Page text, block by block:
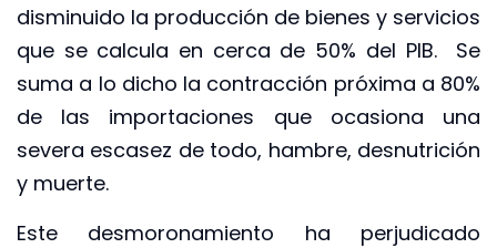
disminuido la producción de bienes y servicios
que se calcula en cerca de 50% del PIB. Se
suma a lo dicho la contracción próxima a 80%
de las importaciones que ocasiona una
severa escasez de todo, hambre, desnutrición
y muerte.
Este desmoronamiento ha perjudicado